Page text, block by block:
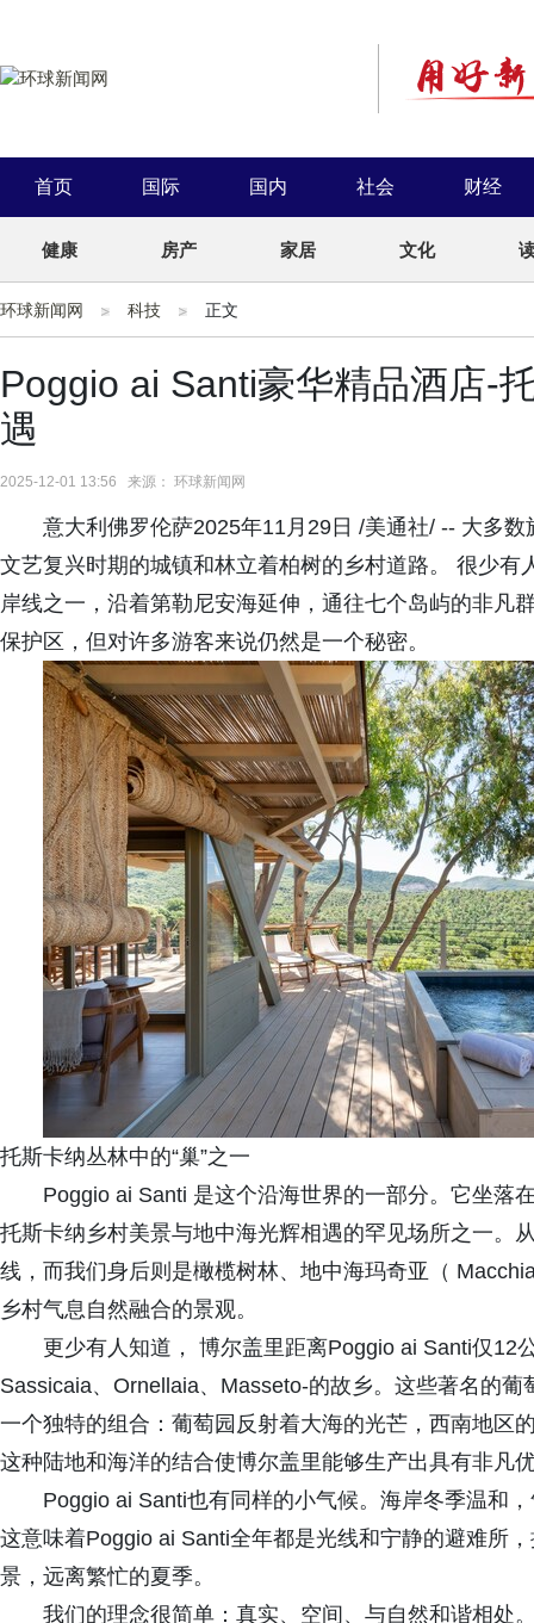
首页 国际 国内 社会 财经
健康 房产 家居 文化
环球新闻网 科技 正文
Poggio ai Santi豪华精品酒店-
遇
2025-12-01 13:56 来源： 环球新闻网
意大利佛罗伦萨2025年11月29日 /美通社/ -- 大多
文艺复兴时期的城镇和林立着柏树的乡村道路。 很少
岸线之一，沿着第勒尼安海延伸，通往七个岛屿的非凡
保护区，但对许多游客来说仍然是一个秘密。
托斯卡纳丛林中的“巢”之一
Poggio ai Santi 是这个沿海世界的一部分。它坐落
托斯卡纳乡村美景与地中海光辉相遇的罕见场所之一。
线，而我们身后则是橄榄树林、地中海玛奇亚（
乡村气息自然融合的景观。
更少有人知道， 博尔盖里距离Poggio ai Santi仅12
Sassicaia、Ornellaia、Masseto-的故乡。这些著名的
一个独特的组合：葡萄园反射着大海的光芒，西南地区
这种陆地和海洋的结合使博尔盖里能够生产出具有非凡
Poggio ai Santi也有同样的小气候。海岸冬季温和
这意味着Poggio ai Santi全年都是光线和宁静的避难所
景，远离繁忙的夏季。
我们的理念很简单：真实、空间、与自然和谐相处